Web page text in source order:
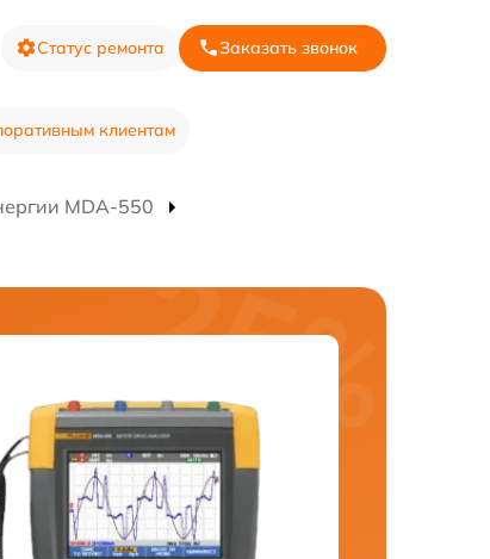
Статус ремонта Заказать звонок
клиентам
MDA-550